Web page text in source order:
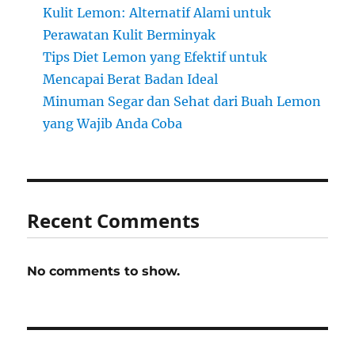
Kulit Lemon: Alternatif Alami untuk
Perawatan Kulit Berminyak
Tips Diet Lemon yang Efektif untuk
Mencapai Berat Badan Ideal
Minuman Segar dan Sehat dari Buah Lemon
yang Wajib Anda Coba
Recent Comments
No comments to show.